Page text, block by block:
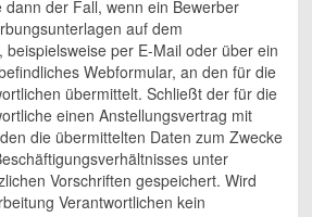
dann der Fall, wenn ein Bewerber
auf dem
beispielsweise per E-Mail oder über ein
Webformular, an den für die
übermittelt. Schließt der für die
einen Anstellungsvertrag mit
die übermittelten Daten zum Zwecke
unter
Vorschriften gespeichert. Wird
Verantwortlichen kein